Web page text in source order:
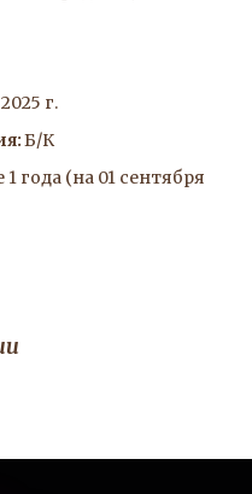
г.
Б/К
года (на 01 сентября